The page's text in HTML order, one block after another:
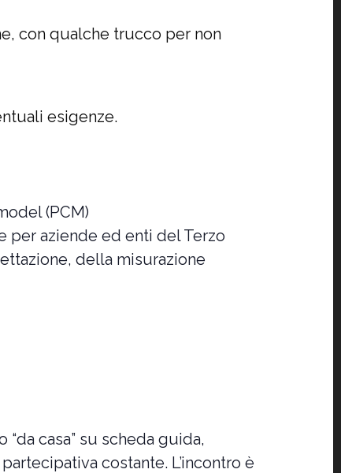
con qualche trucco per non
esigenze.
(PCM)
per aziende ed enti del Terzo
della misurazione
casa” su scheda guida,
costante. L’incontro è